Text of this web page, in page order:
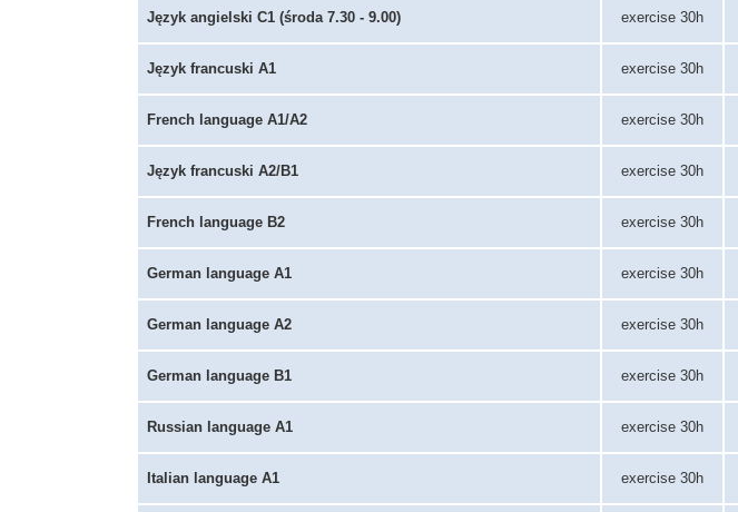
Język angielski C1 (środa 7.30 - 9.00) exercise 30h
Język francuski A1 exercise 30h
French language A1/A2 exercise 30h
Język francuski A2/B1 exercise 30h
French language B2 exercise 30h
German language A1 exercise 30h
German language A2 exercise 30h
German language B1 exercise 30h
Russian language A1 exercise 30h
Italian language A1 exercise 30h